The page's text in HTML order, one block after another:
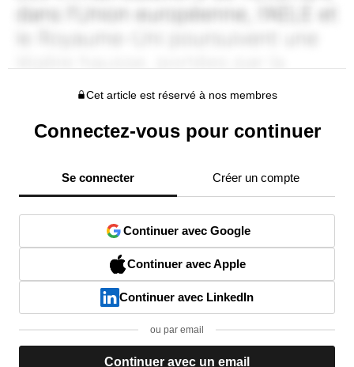
Cet article est réservé à nos membres
Connectez-vous pour continuer
Se connecter Créer un compte
Continuer avec Google
Continuer avec Apple
Continuer avec LinkedIn
ou par email
Continuer avec un email